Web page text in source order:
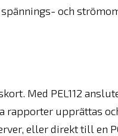
och
Med PEL112
rapporter upprättas
eller direkt till en